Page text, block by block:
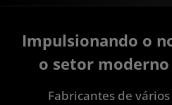
Impulsionando o
o setor
Fabricantes de